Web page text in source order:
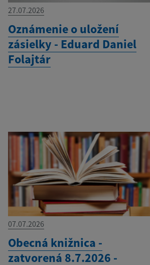
27.07.2026
Oznámenie o uložení
zásielky - Eduard Daniel
Folajtár
07.07.2026
Obecná knižnica -
zatvorená 8.7.2026 -